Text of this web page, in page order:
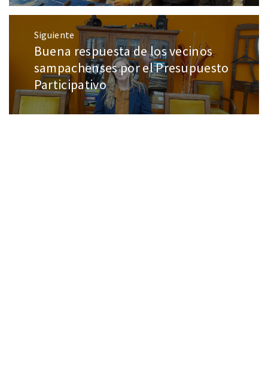
Siguiente
Buena respuesta de los vecinos
sampachenses por el Presupuesto
Participativo